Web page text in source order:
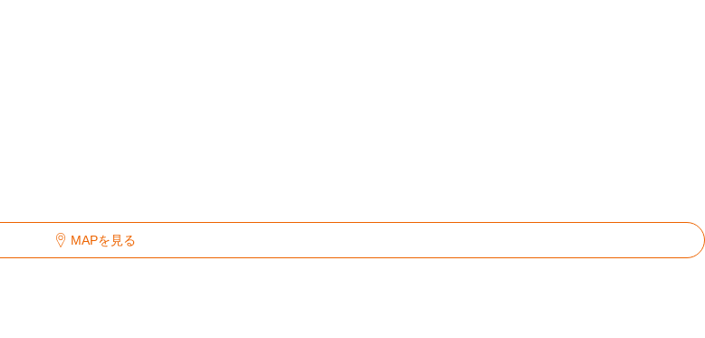
MAPを見る